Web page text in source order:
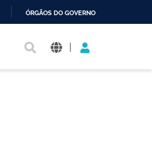
ÓRGÃOS DO GOVERNO
|